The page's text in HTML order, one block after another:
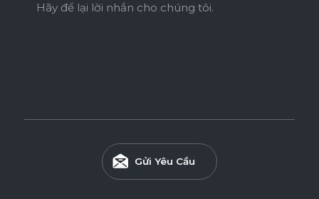
Hãy để lại lời nhắn cho chúng tôi.
Gửi Yêu Cầu